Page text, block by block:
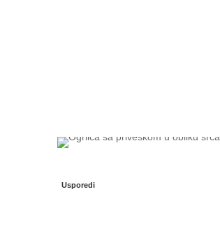
Usporedi